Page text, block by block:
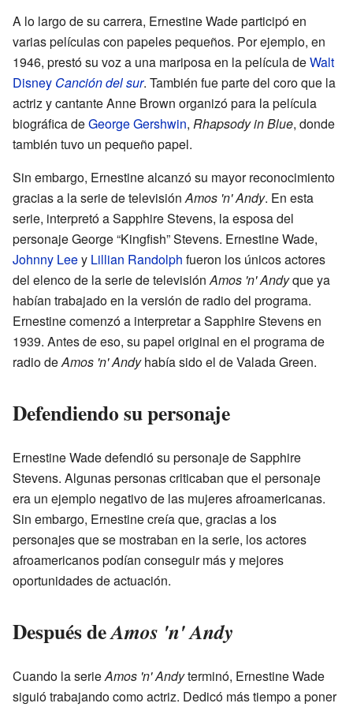
A lo largo de su carrera, Ernestine Wade participó en
varias películas con papeles pequeños. Por ejemplo, en
1946, prestó su voz a una mariposa en la película deWalt
Disney Canción del sur. También fue parte del coro que la
actriz y cantante Anne Brown organizó para la película
biográfica deGeorge Gershwin, Rhapsody in Blue, donde
también tuvo un pequeño papel.
Sin embargo, Ernestine alcanzó su mayor reconocimiento
gracias a la serie de televisiónAmos 'n' Andy. En esta
serie, interpretó a Sapphire Stevens, la esposa del
personaje George “Kingfish” Stevens. Ernestine Wade,
Johnny Leey Lillian Randolph fueron los únicos actores
del elenco de la serie de televisiónAmos 'n' Andyque ya
habían trabajado en la versión de radio del programa.
Ernestine comenzó a interpretar a Sapphire Stevens en
1939. Antes de eso, su papel original en el programa de
radio deAmos 'n' Andyhabía sido el de Valada Green.
Defendiendo su personaje
Ernestine Wade defendió su personaje de Sapphire
Stevens. Algunas personas criticaban que el personaje
era un ejemplo negativo de las mujeres afroamericanas.
Sin embargo, Ernestine creía que, gracias a los
personajes que se mostraban en la serie, los actores
afroamericanos podían conseguir más y mejores
oportunidades de actuación.
Después deAmos 'n' Andy
Cuando la serieAmos 'n' Andyterminó, Ernestine Wade
siguió trabajando como actriz. Dedicó más tiempo a poner